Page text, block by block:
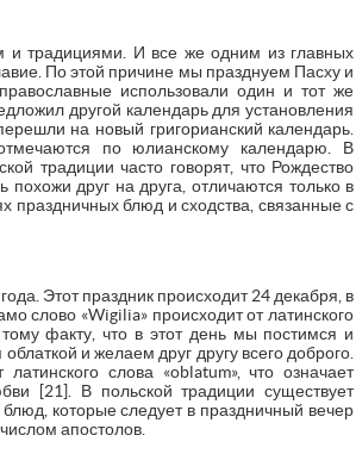
и традициями. И все же одним из главных
По этой причине мы празднуем Пасху и
использовали один и тот же
другой календарь для установления
на новый григорианский календарь.
по юлианскому календарю. В
традиции часто говорят, что Рождество
друг на друга, отличаются только в
праздничных блюд и сходства, связанные с
Этот праздник происходит 24 декабря, в
слово «Wigilia» происходит от латинского
тому факту, что в этот день мы постимся и
и желаем друг другу всего доброго.
слова «oblatum», что означает
[21]. В польской традиции существует
которые следует в праздничный вечер
апостолов.